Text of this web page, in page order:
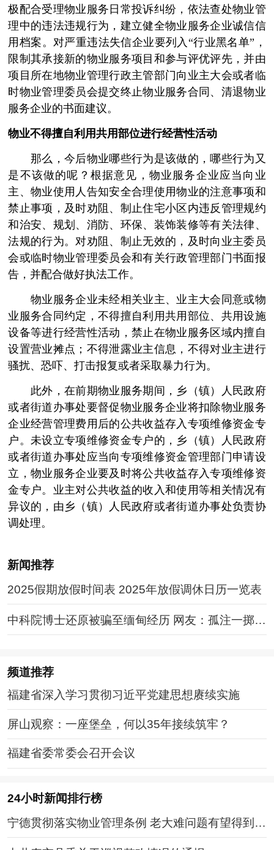
极配合受理物业服务日常投诉纠纷，依法查处物业管
理中的违法违规行为，建立健全物业服务企业诚信信
用档案。对严重违法失信企业要列入“行业黑名单”，
限制其承接新的物业服务项目和参与评优评先，并由
项目所在地物业管理行政主管部门向业主大会或者临
时物业管理委员会提交终止物业服务合同、清退物业
服务企业的书面建议。
物业不得擅自利用共用部位进行经营性活动
那么，今后物业哪些行为是该做的，哪些行为又
是不该做的呢？根据意见，物业服务企业应当向业
主、物业使用人告知安全合理使用物业的注意事项和
禁止事项，及时劝阻、制止住宅小区内违反管理规约
和治安、规划、消防、环保、装饰装修等有关法律、
法规的行为。对劝阻、制止无效的，及时向业主委员
会或临时物业管理委员会和有关行政管理部门书面报
告，并配合做好执法工作。
物业服务企业未经相关业主、业主大会同意或物
业服务合同约定，不得擅自利用共用部位、共用设施
设备等进行经营性活动，禁止在物业服务区域内擅自
设置营业摊点；不得泄露业主信息，不得对业主进行
骚扰、恐吓、打击报复或者采取暴力行为。
此外，在前期物业服务期间，乡（镇）人民政府
或者街道办事处要督促物业服务企业将扣除物业服务
企业经营管理费用后的公共收益存入专项维修资金专
户。未设立专项维修资金专户的，乡（镇）人民政府
或者街道办事处应当向专项维修资金管理部门申请设
立，物业服务企业要及时将公共收益存入专项维修资
金专户。业主对公共收益的收入和使用等相关情况有
异议的，由乡（镇）人民政府或者街道办事处负责协
调处理。
新闻推荐
2025假期放假时间表 2025年放假调休日历一览表
中科院博士还原被骗至缅甸经历 网友：孤注一掷现
实版
频道推荐
福建省深入学习贯彻习近平党建思想赓续实施
屏山观察：一座堡垒，何以35年接续筑牢？
福建省委常委会召开会议
24小时新闻排行榜
宁德贯彻落实物业管理条例 老大难问题有望得到破
解